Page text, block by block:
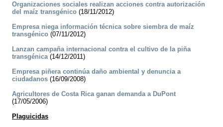
Organizaciones sociales realizan acciones contra autorización
del maíz transgénico (18/11/2012)
Empresa niega información técnica sobre siembra de maíz
transgénico (07/11/2012)
Lanzan campaña internacional contra el cultivo de la piña
transgénica(14/12/2011)
Empresa piñera continúa daño ambiental y denuncia a
ciudadanos (16/09/2008)
Agricultores de Costa Rica ganan demanda a DuPont
(17/05/2006)
Plaguicidas